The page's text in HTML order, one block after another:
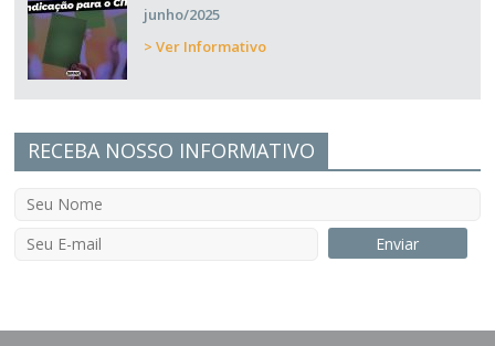
junho/2025
> Ver Informativo
RECEBA NOSSO INFORMATIVO